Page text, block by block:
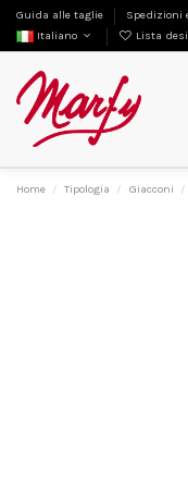
Guida alle taglie Spedizioni
Italiano
Lista
Home Tipologia Giacconi